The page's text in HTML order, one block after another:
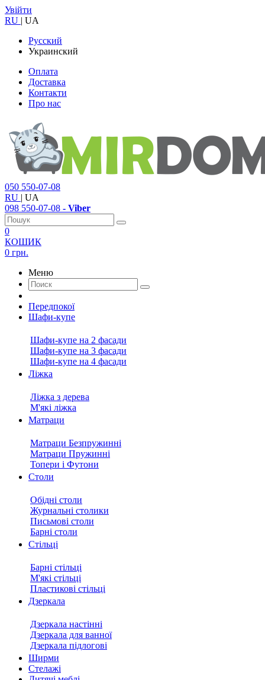
Увійти
RU | UA
Русский
Украинский
Оплата
Доставка
Контакти
Про нас
050 550-07-08
RU | UA
098 550-07-08 - Viber
0
КОШИК
0 грн.
Меню
Передпокої
Шафи-купе
Шафи-купе на 2 фасади
Шафи-купе на 3 фасади
Шафи-купе на 4 фасади
Ліжка
Ліжка з дерева
М'які ліжка
Матраци
Матраци Безпружинні
Матраци Пружинні
Топери і Футони
Столи
Обідні столи
Журнальні столики
Письмові столи
Барні столи
Стільці
Барні стільці
М'які стільці
Пластикові стільці
Дзеркала
Дзеркала настінні
Дзеркала для ванної
Дзеркала підлогові
Ширми
Стелажі